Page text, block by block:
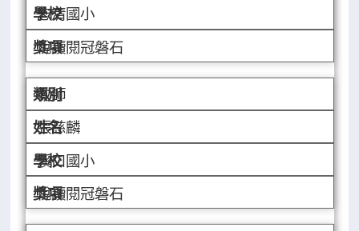
志清國小
悅讀閱冠磐石
教師
張慈麟
溪口國小
悅讀閱冠磐石